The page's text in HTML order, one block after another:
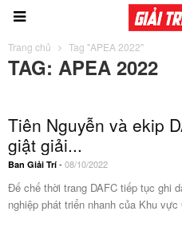
Trang chủ Tag "APEA 2022"
TAG: APEA 2022
Tiên Nguyễn và ekip
giật giải...
Ban Giải Trí - 08/10/2022
Đế chế thời trang DAFC tiếp tục ghi
nghiệp phát triển nhanh của Khu vực